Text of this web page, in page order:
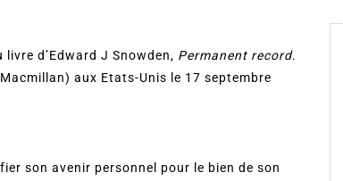
d’Edward J Snowden, Permanent record.
aux Etats-Unis le 17 septembre
son avenir personnel pour le bien de son